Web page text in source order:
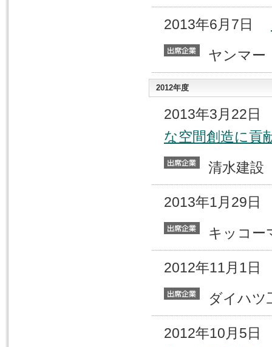
2013年6月7日
ヤンマ
2012年度
2013年3月22
な空間創造に貢
清水建
2013年1月29
キッコ
2012年11月1
ダイハ
2012年10月5